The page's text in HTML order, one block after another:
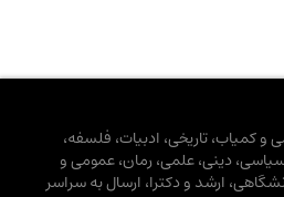
و کمیاب، تاریخی، ادبیات، فلسفه،
دینی، علمی، رمان، عمومی و
ارشد و دکترا، ارسال به سراسر